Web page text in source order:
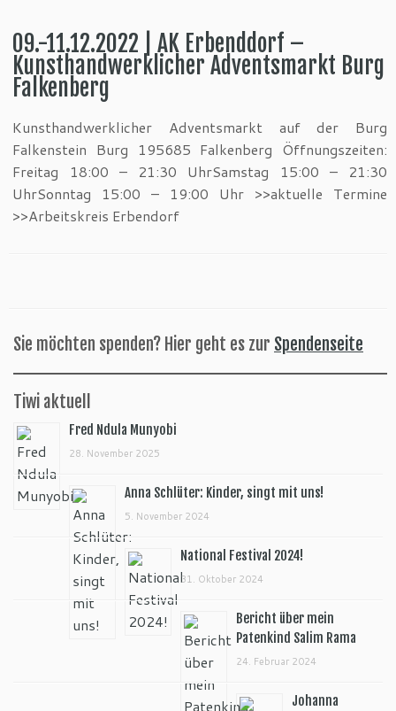
09.-11.12.2022 | AK Erbenddorf –
Kunsthandwerklicher Adventsmarkt Burg
Falkenberg
Kunsthandwerklicher Adventsmarkt auf der Burg
Falkenstein Burg 195685 Falkenberg Öffnungszeiten:
Freitag 18:00 – 21:30 UhrSamstag 15:00 – 21:30
UhrSonntag 15:00 – 19:00 Uhr >>aktuelle Termine
>>Arbeitskreis Erbendorf
Sie möchten spenden? Hier geht es zur Spendenseite
Tiwi aktuell
Fred Ndula Munyobi
28. November 2025
Anna Schlüter: Kinder, singt mit uns!
5. November 2024
National Festival 2024!
31. Oktober 2024
Bericht über mein
Patenkind Salim Rama
24. Februar 2024
Johanna